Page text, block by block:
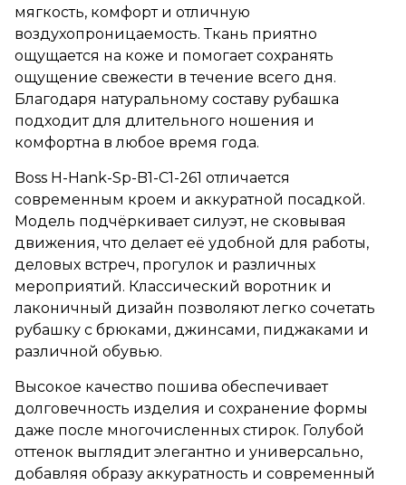
мягкость, комфорт и отличную
воздухопроницаемость. Ткань приятно
ощущается на коже и помогает сохранять
ощущение свежести в течение всего дня.
Благодаря натуральному составу рубашка
подходит для длительного ношения и
комфортна в любое время года.
Boss H-Hank-Sp-B1-C1-261 отличается
современным кроем и аккуратной посадкой.
Модель подчёркивает силуэт, не сковывая
движения, что делает её удобной для работы,
деловых встреч, прогулок и различных
мероприятий. Классический воротник и
лаконичный дизайн позволяют легко сочетать
рубашку с брюками, джинсами, пиджаками и
различной обувью.
Высокое качество пошива обеспечивает
долговечность изделия и сохранение формы
даже после многочисленных стирок. Голубой
оттенок выглядит элегантно и универсально,
добавляя образу аккуратность и современный